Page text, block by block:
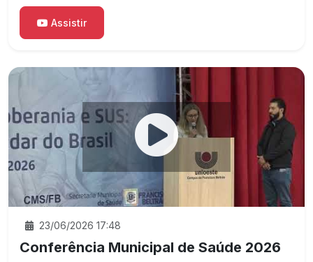
Assistir
23/06/2026 17:48
Conferência Municipal de Saúde 2026